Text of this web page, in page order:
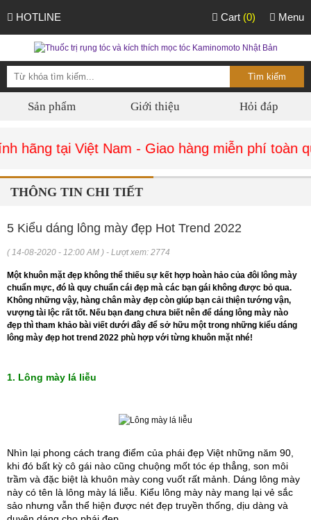
HOTLINE Menu
Cart (0)
Sản phẩm Giới thiệu Hỏi đáp
hãng tại Việt Nam - Giao hàng miễn phí toàn
THÔNG TIN CHI TIẾT
5 Kiểu dáng lông mày đẹp Hot Trend 2022
( 14-08-2020 - 12:00 AM ) - Lượt xem: 2774
Một khuôn mặt đẹp không thể thiếu sự kết hợp hoàn hảo của đôi lông mày
chuẩn mực, đó là quy chuẩn cái đẹp mà các bạn gái không được bỏ qua.
Không những vậy, hàng chân mày đẹp còn giúp bạn cải thiện tướng vận,
vượng tài lộc rất tốt. Nếu bạn đang chưa biết nên để dáng lông mày nào
đẹp thì tham khảo bài viết dưới đây để sở hữu một trong những kiểu dáng
lông mày đẹp hot trend 2022 phù hợp với từng khuôn mặt nhé!
1. Lông mày lá liễu
Nhìn lại phong cách trang điểm của phái đẹp Việt những năm 90,
khi đó bất kỳ cô gái nào cũng chuộng mốt tóc ép thẳng, son môi
trầm và đặc biệt là khuôn mày cong vuốt rất mảnh. Dáng lông mày
này có tên là lông mày lá liễu. Kiểu lông mày này mang lại vẻ sắc
sảo nhưng vẫn thể hiện được nét đẹp truyền thống, dịu dàng và